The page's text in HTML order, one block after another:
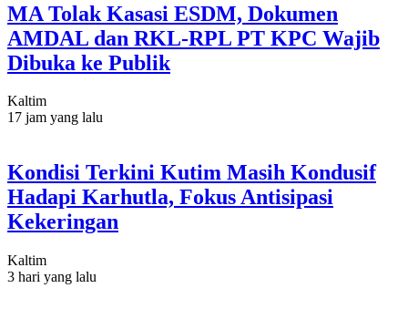
MA Tolak Kasasi ESDM, Dokumen
AMDAL dan RKL-RPL PT KPC Wajib
Dibuka ke Publik
Kaltim
17 jam yang lalu
Kondisi Terkini Kutim Masih Kondusif
Hadapi Karhutla, Fokus Antisipasi
Kekeringan
Kaltim
3 hari yang lalu